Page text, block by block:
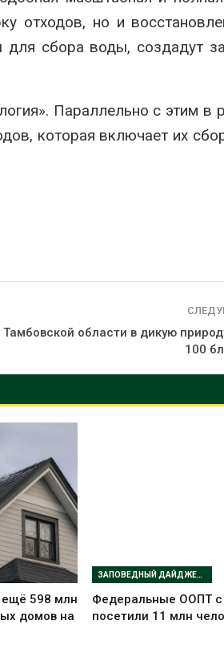
отходов, но и
для сбора воды, создадут
Параллельно с этим в
которая включает их
Тамбовской области в дикую
100
ещё 598 млн
домов на
ЗАПОВЕДНЫЙ ДАЙДЖЕСТ
Федеральные ООПТ с
посетили 11 млн